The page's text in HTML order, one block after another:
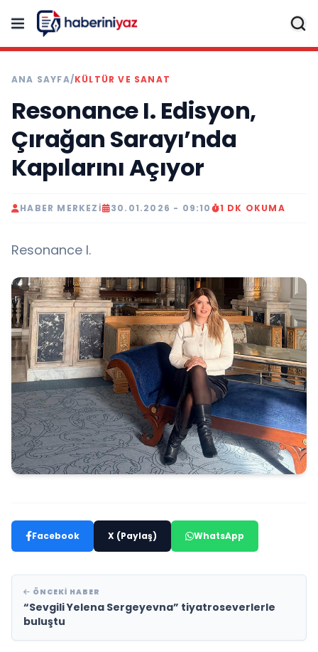
ANA SAYFA/KÜLTÜR VE SANAT
Resonance I. Edisyon,
Çırağan Sarayı’nda
Kapılarını Açıyor
HABER MERKEZI 30.01.2026 - 09:10 1 DK OKUMA
Resonance I.
Facebook X (Paylaş) WhatsApp
ÖNCEKI HABER
“Sevgili Yelena Sergeyevna” tiyatroseverlerle
buluştu